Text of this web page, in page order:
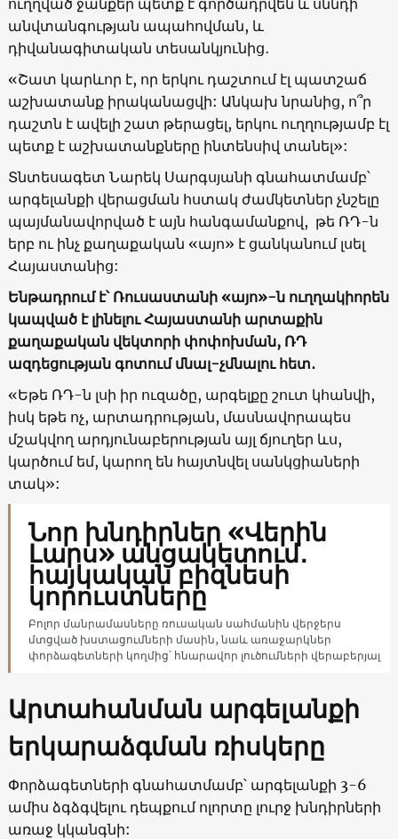
անվտանգության ապահովման, և
դիվանագիտական տեսանկյունից․
«Շատ կարևոր է, որ երկու դաշտում էլ պատշաճ
աշխատանք իրականացվի: Անկախ նրանից, ո՞ր
դաշտն է ավելի շատ թերացել, երկու ուղղությամբ էլ
պետք է աշխատանքները ինտենսիվ տանել»:
Տնտեսագետ Նարեկ Սարգսյանի գնահատմամբ՝
արգելանքի վերացման հստակ ժամկետներ չնշելը
պայմանավորված է այն հանգամանքով, թե ՌԴ-ն
երբ ու ինչ քաղաքական «այո» է ցանկանում լսել
Հայաստանից:
Ենթադրում է՝ Ռուսաստանի «այո»-նուղղակիորեն
կապված է լինելու Հայաստանի արտաքին
քաղաքական վեկտորի փոփոխման, ՌԴ
ազդեցության գոտում մնալ-չմնալու հետ․
«Եթե ՌԴ-ն լսի իր ուզածը, արգելքը շուտ կհանվի,
իսկ եթե ոչ, արտադրության, մասնավորապես
մշակվող արդյունաբերության այլ ճյուղեր ևս,
կարծում եմ, կարող են հայտնվել սանկցիաների
տակ»:
Նոր խնդիրներ «Վերին
Լարս» անցակետում․
հայկական բիզնեսի
կորուստները
Բոլոր մանրամասները ռուսական սահմանին վերջերս
մտցված խստացումների մասին, նաև առաջարկներ
փորձագետների կողմից՝ հնարավոր լուծումների վերաբերյալ
Արտահանման արգելանքի
երկարաձգման ռիսկերը
Փորձագետների գնահատմամբ՝ արգելանքի 3-6
ամիս ձգձգվելու դեպքում ոլորտը լուրջ խնդիրների
առաջ կկանգնի: